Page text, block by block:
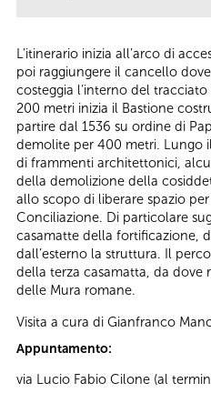
L’itinerario inizia all’arco di
poi raggiungere il cancello
costeggia l’interno del
200 metri inizia il Bastione
partire dal 1536 su ordine di
demolite per 400 metri. Lungo
di frammenti architettonici,
della demolizione della
allo scopo di liberare spazio
Conciliazione. Di particolare
casamatte della fortificazione,
dall’esterno la struttura. Il
della terza casamatta, da dove
delle Mura romane.
Visita a cura di Gianfranco
Appuntamento:
via Lucio Fabio Cilone (al